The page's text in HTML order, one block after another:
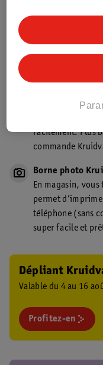
de marque Kruidvat
Aussi dans ce
Point de retrait
facilement. Plus
commande
Borne photo
En magasin,
permet
téléphone (sans
super facile et
Dépliant
Valable du 4 au 16
Profitez-en